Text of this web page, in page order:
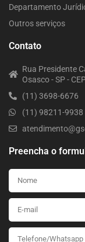
Departamento
Outros serviços
Contato
Rua Presidente
Osasco - SP -
(11) 3698-6676
(11) 98211-9938
Preencha o